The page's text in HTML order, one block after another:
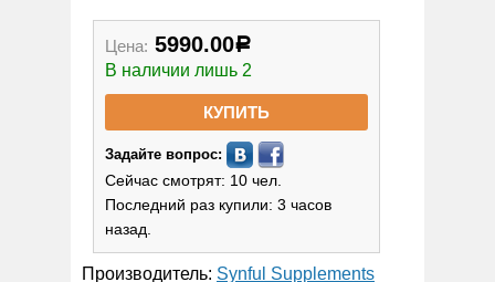
Цена: 5990.00Р
В наличии лишь 2
КУПИТЬ
Задайте вопрос:
Сейчас смотрят: 10 чел.
Последний раз купили: 3 часов
назад.
Производитель: Synful Supplements